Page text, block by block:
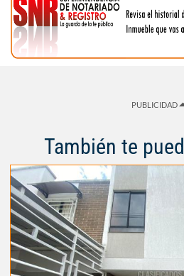
PUBLICIDAD
También te